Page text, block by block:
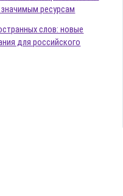
ресурсам
слов: новые
для российского